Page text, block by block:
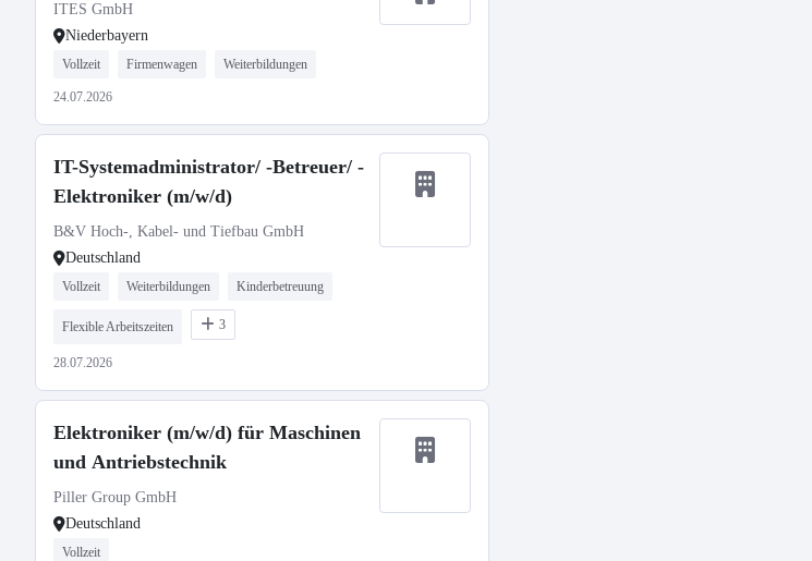
ITES GmbH
Niederbayern
Vollzeit Firmenwagen Weiterbildungen
24.07.2026
IT-Systemadministrator/ -Betreuer/ -
Elektroniker (m/w/d)
B&V Hoch-, Kabel- und Tiefbau GmbH
Deutschland
Vollzeit Weiterbildungen Kinderbetreuung
Flexible Arbeitszeiten 3
28.07.2026
Elektroniker (m/w/d) für Maschinen
und Antriebstechnik
Piller Group GmbH
Deutschland
Vollzeit